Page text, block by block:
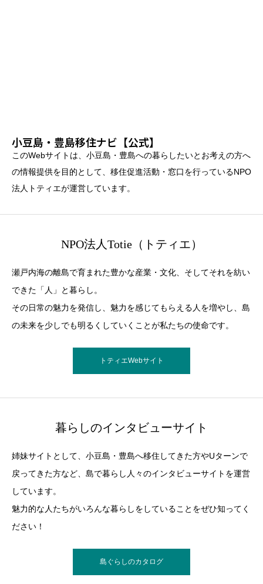
小豆島・豊島移住ナビ【公式】
このWebサイトは、小豆島・豊島への暮らしたいとお考えの方へ
の情報提供を目的として、移住促進活動・窓口を行っているNPO
法人トティエが運営しています。
NPO法人Totie（トティエ）
瀬戸内海の離島で育まれた豊かな産業・文化、そしてそれを紡い
できた「人」と暮らし。
その日常の魅力を発信し、魅力を感じてもらえる人を増やし、島
の未来を少しでも明るくしていくことが私たちの使命です。
トティエWebサイト
暮らしのインタビューサイト
姉妹サイトとして、小豆島・豊島へ移住してきた方やUターンで
戻ってきた方など、島で暮らし人々のインタビューサイトを運営
しています。
魅力的な人たちがいろんな暮らしをしていることをぜひ知ってく
ださい！
島ぐらしのカタログ